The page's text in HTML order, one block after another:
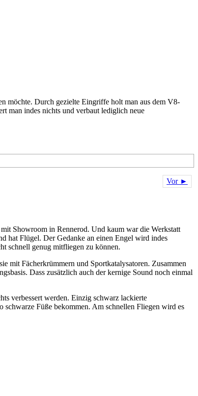
möchte. Durch gezielte Eingriffe holt man aus dem V8-
man indes nichts und verbaut lediglich neue
Vor ►
Showroom in Rennerod. Und kaum war die Werkstatt
hat Flügel. Der Gedanke an einen Engel wird indes
schnell genug mitfliegen zu können.
mit Fächerkrümmern und Sportkatalysatoren. Zusammen
Dass zusätzlich auch der kernige Sound noch einmal
verbessert werden. Einzig schwarz lackierte
Füße bekommen. Am schnellen Fliegen wird es